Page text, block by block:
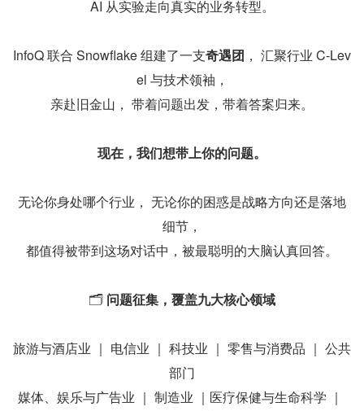
AI 从实验走向真实的业务转型。
InfoQ 联合 Snowflake 组建了一支奇遇团 ， 汇聚行业 C-Lev
el 与技术领袖，
亲赴旧金山， 带着问题出发，带着答案归来。
现在，我们想带上你的问题。
无论你身处哪个行业， 无论你的困惑是战略方向还是落地
细节，
都值得被带到这场对话中，被最聪明的大脑认真回答。
🗂️ 问题征集，覆盖九大核心领域
旅游与酒店业 ｜ 电信业 ｜ 科技业 ｜ 零售与消费品 ｜ 公共
部门
媒体、娱乐与广告业 ｜ 制造业 ｜医疗保健与生命科学 ｜